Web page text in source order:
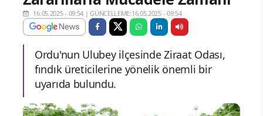
16.05.2025 - 09:54 |GÜNCELLEME:16.05.2025 - 09:54
Ordu'nun Ulubey ilçesinde Ziraat Odası,
fındık üreticilerine yönelik önemli bir
uyarıda bulundu.